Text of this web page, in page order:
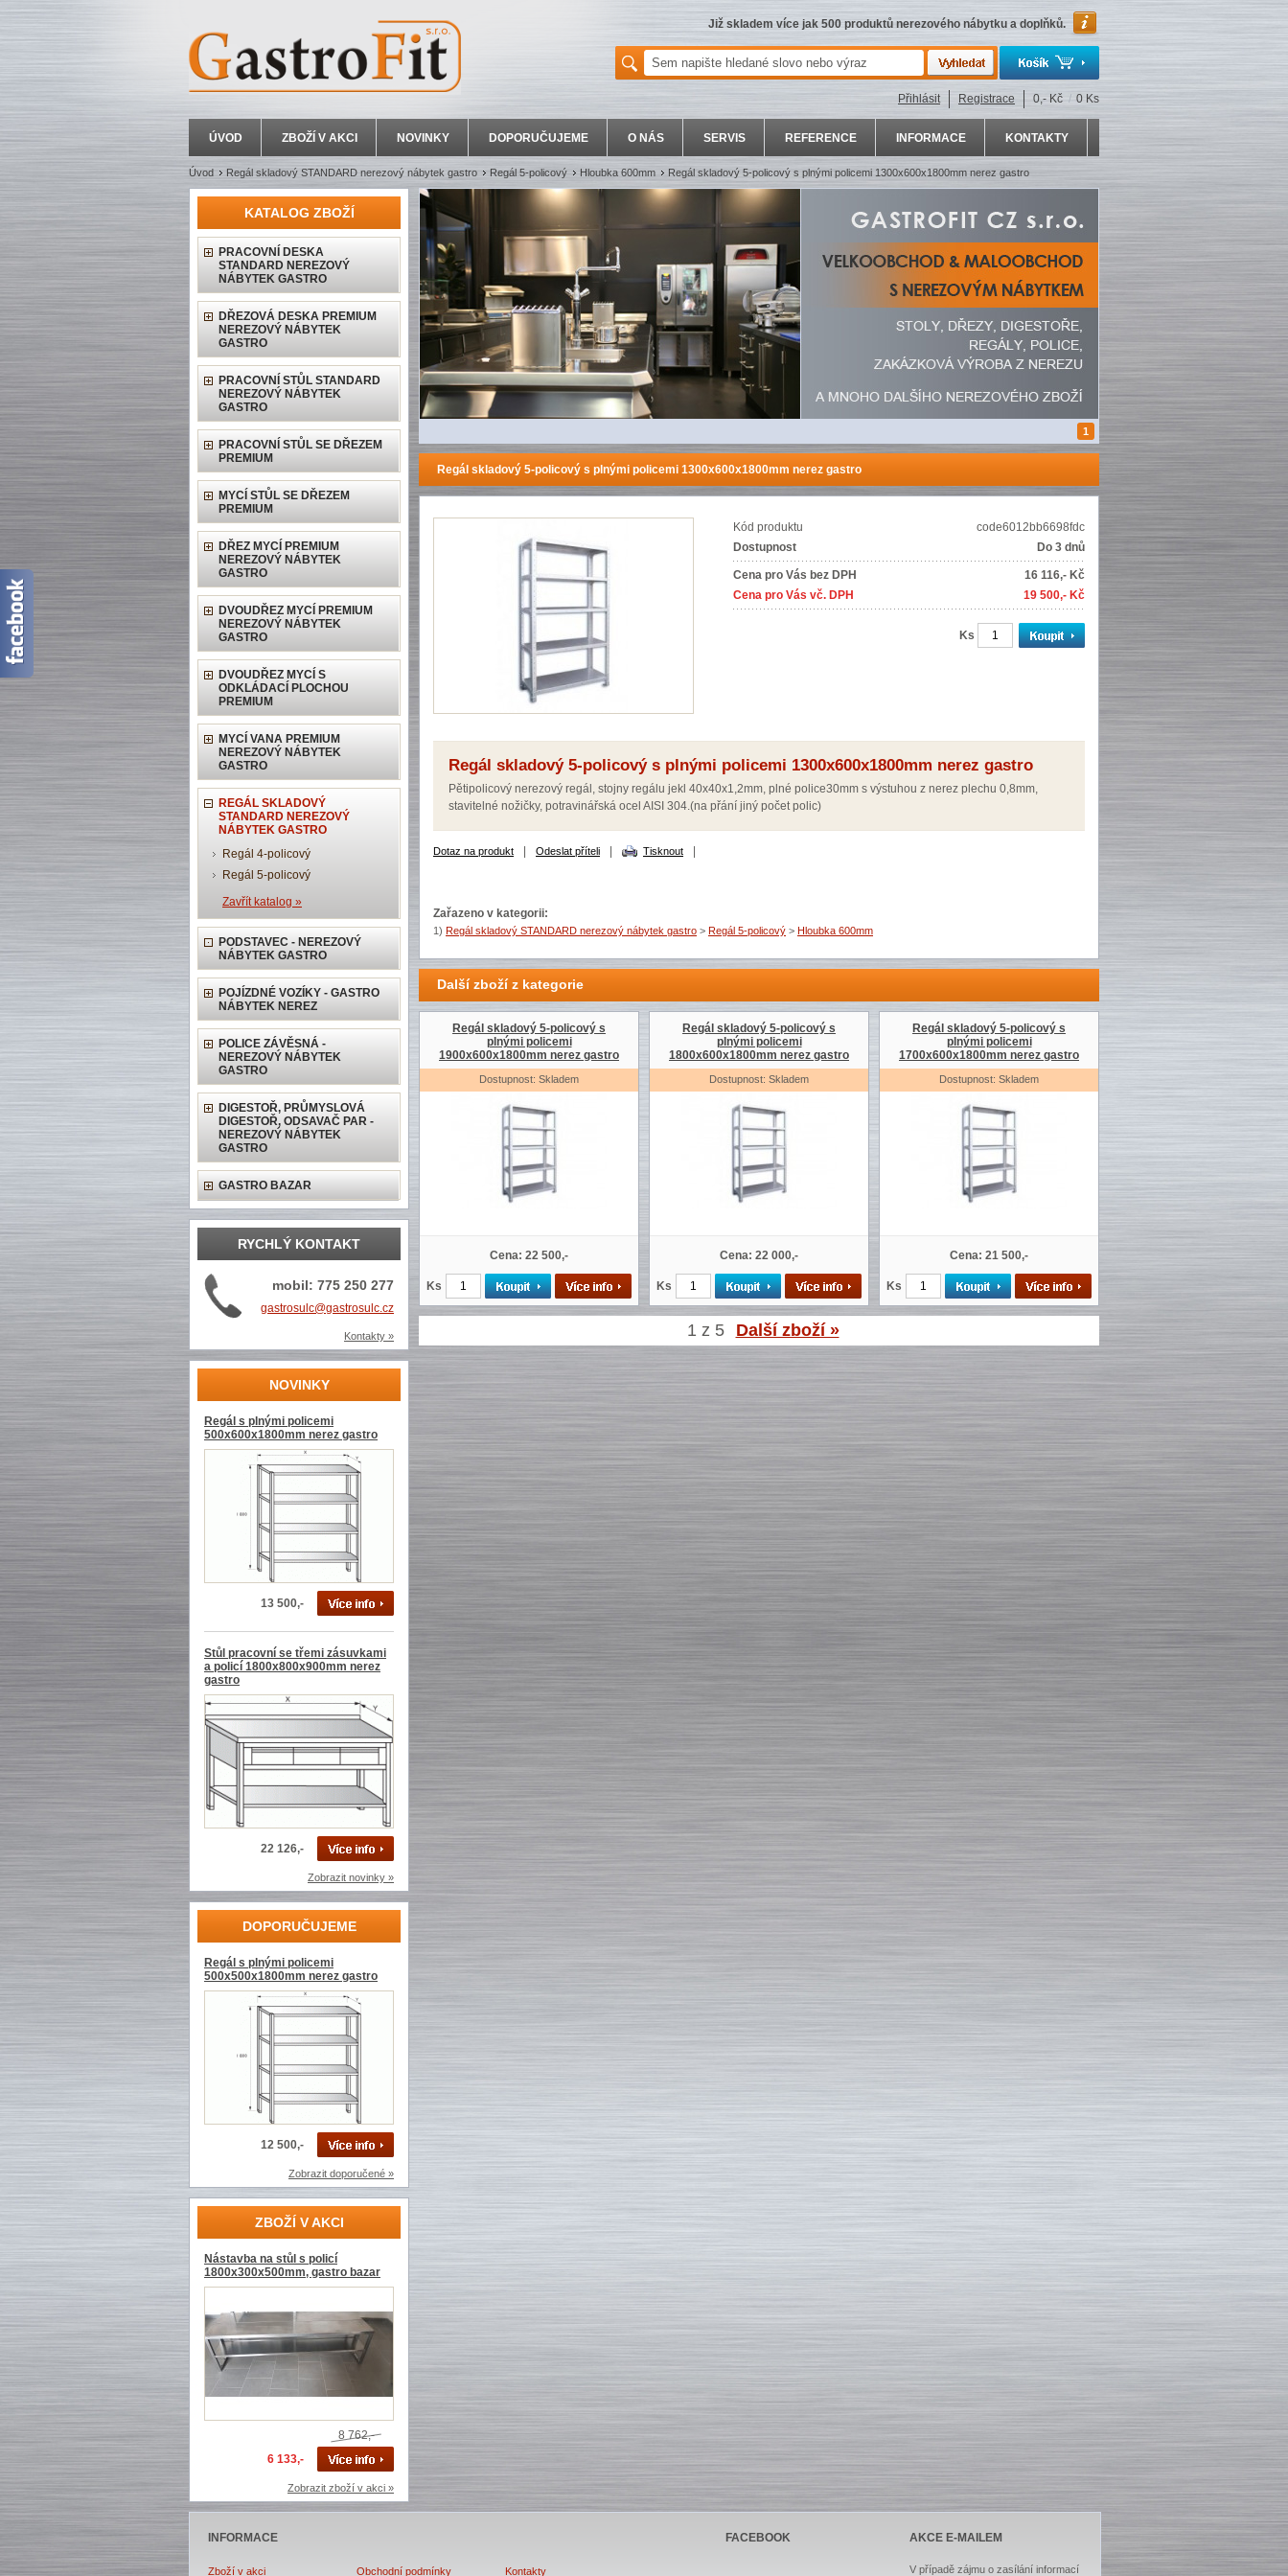
Již skladem více jak 500 produktů nerezového nábytku a doplňků.
Přihlásit Registrace 0,- Kč / 0 Ks
ÚVOD ZBOŽÍ V AKCI NOVINKY DOPORUČUJEME O NÁS SERVIS REFERENCE INFORMACE KONTAKTY
Úvod Regál skladový STANDARD nerezový nábytek gastro Regál 5-policový Hloubka 600mm Regál skladový 5-policový s plnými policemi 1300x600x1800mm nerez gastro
KATALOG ZBOŽÍ
PRACOVNÍ DESKA
STANDARD NEREZOVÝ
NÁBYTEK GASTRO
DŘEZOVÁ DESKA PREMIUM
NEREZOVÝ NÁBYTEK
GASTRO
PRACOVNÍ STŮL STANDARD
NEREZOVÝ NÁBYTEK
GASTRO
PRACOVNÍ STŮL SE DŘEZEM
PREMIUM
MYCÍ STŮL SE DŘEZEM
PREMIUM
DŘEZ MYCÍ PREMIUM
NEREZOVÝ NÁBYTEK
GASTRO
DVOUDŘEZ MYCÍ PREMIUM
NEREZOVÝ NÁBYTEK
GASTRO
DVOUDŘEZ MYCÍ S
ODKLÁDACÍ PLOCHOU
PREMIUM
MYCÍ VANA PREMIUM
NEREZOVÝ NÁBYTEK
GASTRO
REGÁL SKLADOVÝ
STANDARD NEREZOVÝ
NÁBYTEK GASTRO
Regál 4-policový
Regál 5-policový
Zavřít katalog »
PODSTAVEC - NEREZOVÝ
NÁBYTEK GASTRO
POJÍZDNÉ VOZÍKY - GASTRO
NÁBYTEK NEREZ
POLICE ZÁVĚSNÁ -
NEREZOVÝ NÁBYTEK
GASTRO
DIGESTOŘ, PRŮMYSLOVÁ
DIGESTOŘ, ODSAVAČ PAR -
NEREZOVÝ NÁBYTEK
GASTRO
GASTRO BAZAR
RYCHLÝ KONTAKT
mobil: 775 250 277
gastrosulc@gastrosulc.cz
Kontakty »
NOVINKY
Regál s plnými policemi
500x600x1800mm nerez gastro
13 500,-
Stůl pracovní se třemi zásuvkami
a policí 1800x800x900mm nerez
gastro
22 126,-
Zobrazit novinky »
DOPORUČUJEME
Regál s plnými policemi
500x500x1800mm nerez gastro
12 500,-
Zobrazit doporučené »
ZBOŽÍ V AKCI
Nástavba na stůl s policí
1800x300x500mm, gastro bazar
8 762,-
6 133,-
Zobrazit zboží v akci »
1
Regál skladový 5-policový s plnými policemi 1300x600x1800mm nerez gastro
Kód produktu
code6012bb6698fdc
Dostupnost
Do 3 dnů
Cena pro Vás bez DPH
16 116,- Kč
Cena pro Vás vč. DPH
19 500,- Kč
Ks
Regál skladový 5-policový s plnými policemi 1300x600x1800mm nerez gastro
Pětipolicový nerezový regál, stojny regálu jekl 40x40x1,2mm, plné police30mm s výstuhou z nerez plechu 0,8mm,
stavitelné nožičky, potravinářská ocel AISI 304.(na přání jiný počet polic)
Dotaz na produkt Odeslat příteli Tisknout
Zařazeno v kategorii:
1) Regál skladový STANDARD nerezový nábytek gastro > Regál 5-policový > Hloubka 600mm
Další zboží z kategorie
Regál skladový 5-policový s
plnými policemi
1900x600x1800mm nerez gastro
Dostupnost: Skladem
Cena: 22 500,-
Ks
Regál skladový 5-policový s
plnými policemi
1800x600x1800mm nerez gastro
Dostupnost: Skladem
Cena: 22 000,-
Ks
Regál skladový 5-policový s
plnými policemi
1700x600x1800mm nerez gastro
Dostupnost: Skladem
Cena: 21 500,-
Ks
1 z 5 Další zboží »
INFORMACE
Zboží v akci Obchodní podmínky Kontakty
FACEBOOK AKCE E-MAILEM
V případě zájmu o zasílání informací